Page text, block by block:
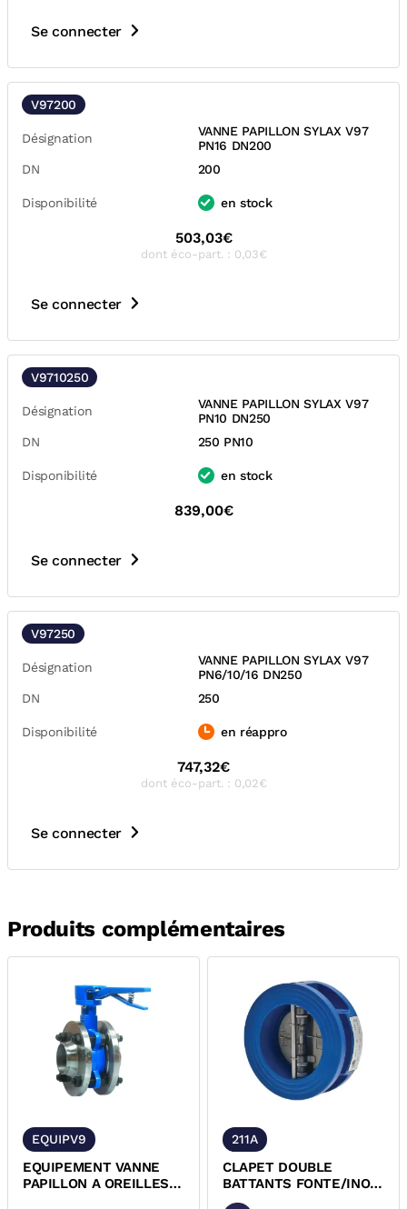
Se connecter
V97200
Désignation
VANNE PAPILLON SYLAX V97
PN16 DN200
DN
200
Disponibilité en stock
503,03€
dont éco-part. : 0,03€
Se connecter
V9710250
Désignation
VANNE PAPILLON SYLAX V97
PN10 DN250
DN
250 PN10
Disponibilité en stock
839,00€
Se connecter
V97250
Désignation
VANNE PAPILLON SYLAX V97
PN6/10/16 DN250
DN
250
Disponibilité en réappro
747,32€
dont éco-part. : 0,02€
Se connecter
Produits complémentaires
EQUIPV9
EQUIPEMENT VANNE
PAPILLON A OREILLES
211A
CLAPET DOUBLE
BATTANTS FONTE/INOX
EPDM ACS CGR